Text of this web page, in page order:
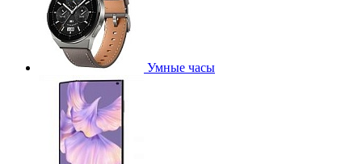
Умные часы